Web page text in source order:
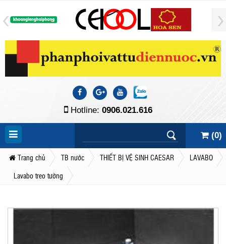
Hotline: 0906.021.616
(0)
Trang chủ TB nước THIẾT BỊ VỆ SINH CAESAR
LAVABO
Lavabo treo tường